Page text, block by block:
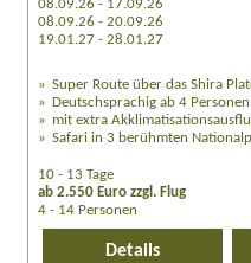
08.09.26 - 17.09.26
08.09.26 - 20.09.26
19.01.27 - 28.01.27
Super Route über das Shira
Deutschsprachig ab 4 Personen
mit extra
Safari in 3 berühmten
10 - 13 Tage
ab 2.550 Euro zzgl. Flug
4 - 14 Personen
Details